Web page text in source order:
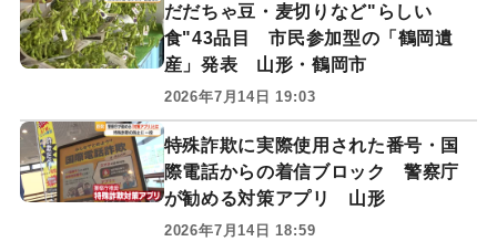
だだちゃ豆・麦切りなど"らしい
食"43品目 市民参加型の「鶴岡遺
産」発表 山形・鶴岡市
2026年7月14日 19:03
特殊詐欺に実際使用された番号・国
際電話からの着信ブロック 警察庁
が勧める対策アプリ 山形
2026年7月14日 18:59